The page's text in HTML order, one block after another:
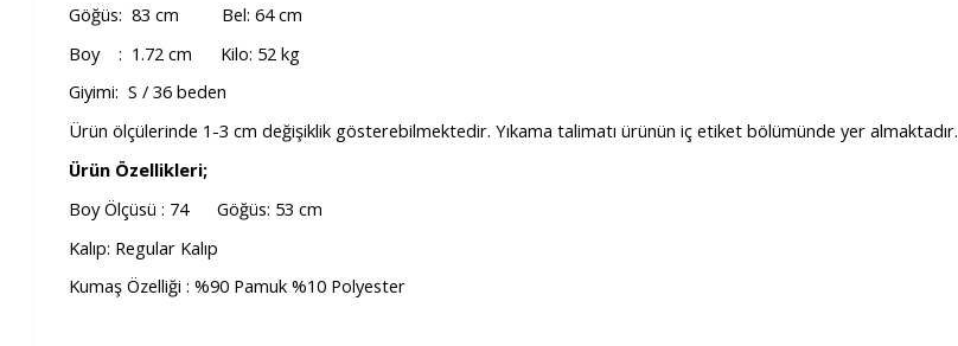
Göğüs: 83 cm Bel: 64 cm
Boy : 1.72 cm Kilo: 52 kg
Giyimi: S / 36 beden
Ürün ölçülerinde 1-3 cm değişiklik gösterebilmektedir. Yıkama talimatı ürünün iç etiket bölümünde yer almaktadır.
Ürün Özellikleri;
Boy Ölçüsü : 74 Göğüs: 53 cm
Kalıp: Regular Kalıp
Kumaş Özelliği : %90 Pamuk %10 Polyester